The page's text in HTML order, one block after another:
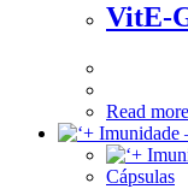
VitE-
Read more
Cápsulas